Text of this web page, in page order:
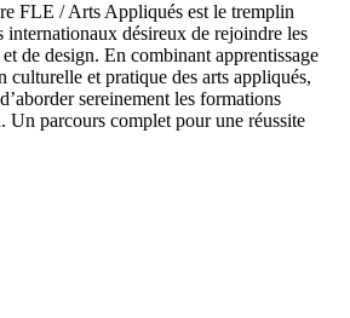
FLE / Arts Appliqués est le tremplin
internationaux désireux de rejoindre les
de design. En combinant apprentissage
culturelle et pratique des arts appliqués,
sereinement les formations
Un parcours complet pour une réussite